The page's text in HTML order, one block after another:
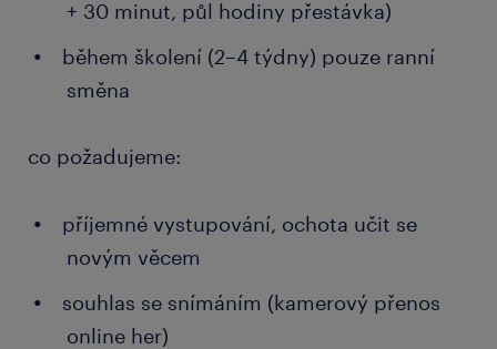
+ 30 minut, půl hodiny přestávka)
během školení (2–4 týdny) pouze ranní
směna
co požadujeme:
příjemné vystupování, ochota učit se
novým věcem
souhlas se snímáním (kamerový přenos
online her)